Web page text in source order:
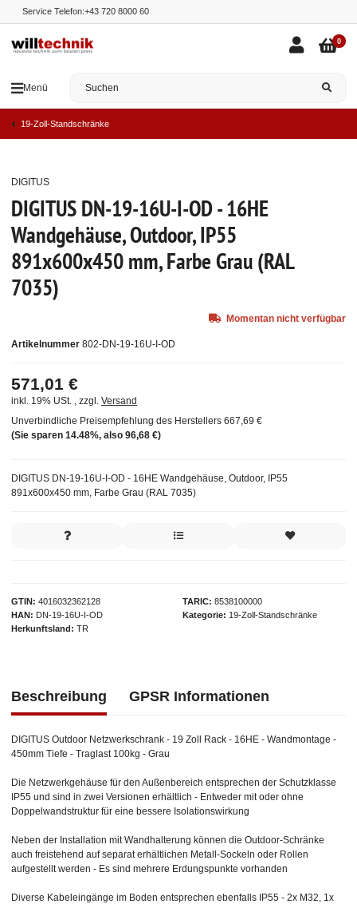
Service Telefon:+43 720 8000 60
Menü
0
19-Zoll-Standschränke
DIGITUS DN-19-16U-I-OD - 16HE
Wandgehäuse, Outdoor, IP55
891x600x450 mm, Farbe Grau (RAL
7035)
Artikelnummer 802-DN-19-16U-I-OD
GTIN 4016032362128
HAN
DN-19-16U-I-OD
Herkunftsland
TR
TARIC
8538100000
Kategorie
19-Zoll-Standschränke
DIGITUS
DIGITUS DN-19-16U-I-OD - 16HE Wandgehäuse, Outdoor, IP55
891x600x450 mm, Farbe Grau (RAL 7035)
571,01 €
inkl. 19% USt. , zzgl. Versand
Unverbindliche Preisempfehlung des Herstellers 667,69 €
(Sie sparen 14.48%, also 96,68 €)
Momentan nicht verfügbar
Beschreibung GPSR Informationen
DIGITUS Outdoor Netzwerkschrank - 19 Zoll Rack - 16HE - Wandmontage -
450mm Tiefe - Traglast 100kg - Grau
Die Netzwerkgehäuse für den Außenbereich entsprechen der Schutzklasse
IP55 und sind in zwei Versionen erhältlich - Entweder mit oder ohne
Doppelwandstruktur für eine bessere Isolationswirkung
Neben der Installation mit Wandhalterung können die Outdoor-Schränke
auch freistehend auf separat erhältlichen Metall-Sockeln oder Rollen
aufgestellt werden - Es sind mehrere Erdungspunkte vorhanden
Diverse Kabeleingänge im Boden entsprechen ebenfalls IP55 - 2x M32, 1x